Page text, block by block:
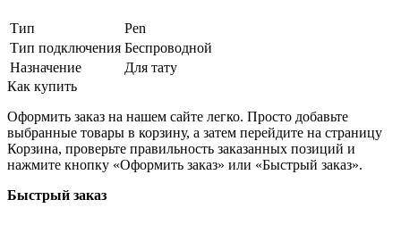
Тип
Pen
Тип подключения Беспроводной
Назначение
Для тату
Как купить
Оформить заказ на нашем сайте легко. Просто добавьте
выбранные товары в корзину, а затем перейдите на страницу
Корзина, проверьте правильность заказанных позиций и
нажмите кнопку «Оформить заказ» или «Быстрый заказ».
Быстрый заказ